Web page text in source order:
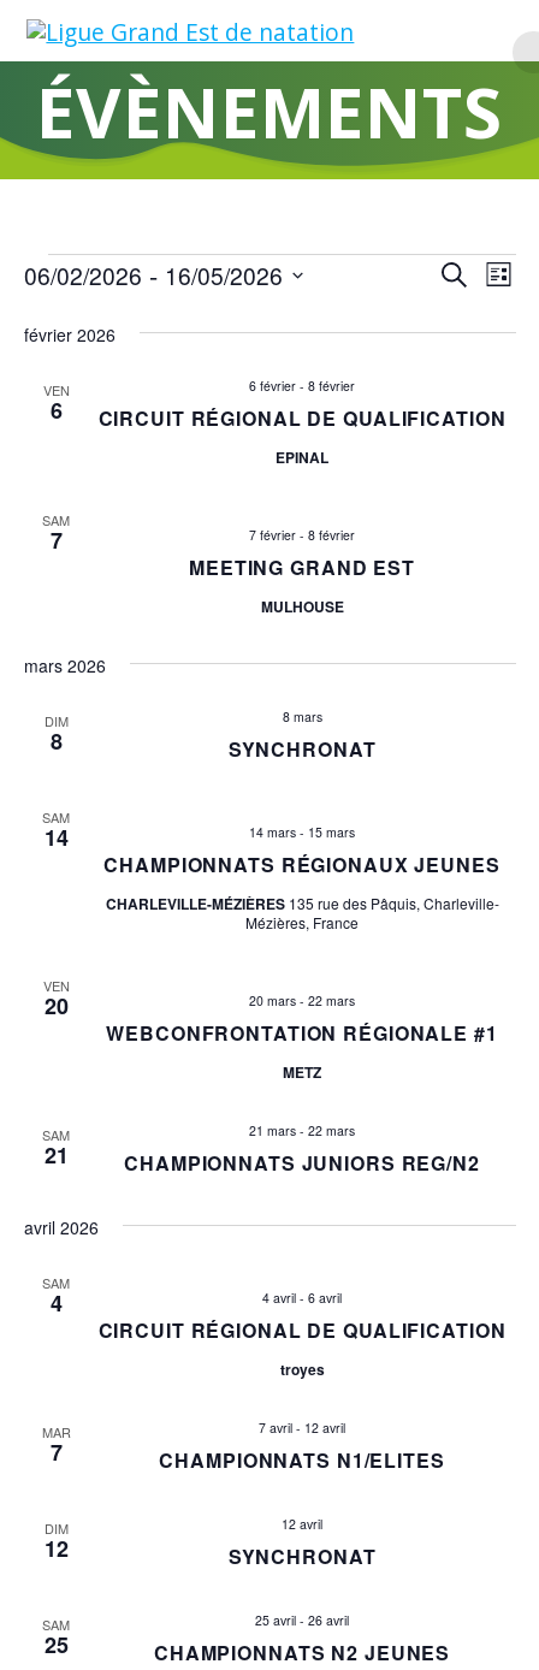
to
content
ÉVÈNEMENTS
Évènements
R
e
h
a
g
o
d
v
É
Recherche
N
g
É
v
Liste
06/02/2026 - 16/05/2026
une
février 2026
VEN
6 CIRCUIT RÉGIONAL DE QUALIFICATION
6 février - 8 février
EPINAL
SAM
7
MEETING GRAND EST
7 février - 8 février
MULHOUSE
mars 2026
DIM
8 SYNCHRONAT
8 mars
SAM
14
CHAMPIONNATS RÉGIONAUX JEUNES
14 mars - 15 mars
CHARLEVILLE-MÉZIÈRES 135 rue des Pâquis, Charleville-
Mézières, France
VEN
20
WEBCONFRONTATION RÉGIONALE #1
20 mars - 22 mars
METZ
SAM
21 CHAMPIONNATS JUNIORS REG/N2
21 mars - 22 mars
avril 2026
SAM
4
CIRCUIT RÉGIONAL DE QUALIFICATION
4 avril - 6 avril
troyes
MAR
7 CHAMPIONNATS N1/ELITES
7 avril - 12 avril
DIM
12 SYNCHRONAT
12 avril
SAM
25 CHAMPIONNATS N2 JEUNES
25 avril - 26 avril